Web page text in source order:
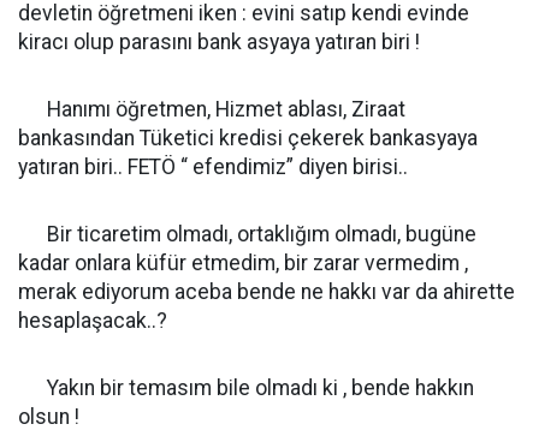
devletin öğretmeni iken : evini satıp kendi evinde
kiracı olup parasını bank asyaya yatıran biri !
Hanımı öğretmen, Hizmet ablası, Ziraat
bankasından Tüketici kredisi çekerek bankasyaya
yatıran biri.. FETÖ “ efendimiz” diyen birisi..
Bir ticaretim olmadı, ortaklığım olmadı, bugüne
kadar onlara küfür etmedim, bir zarar vermedim ,
merak ediyorum aceba bende ne hakkı var da ahirette
hesaplaşacak..?
Yakın bir temasım bile olmadı ki , bende hakkın
olsun !